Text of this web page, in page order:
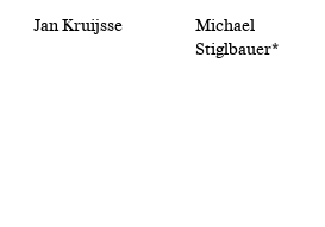
Jan Kruijsse
Michael
Stiglbauer*